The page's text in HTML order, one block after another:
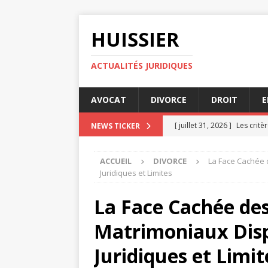
HUISSIER
ACTUALITÉS JURIDIQUES
AVOCAT DIVORCE DROIT
NEWS TICKER [ juillet 31, 2026 ] Les
[ juillet 27, 2026 ] Les
IMMOBILIER
[ juillet 19, 2026 ]
[ août 4, 2026 ]
Comment
ACCUEIL DIVORCE
La Face
Juridiques et Limites
La Face Cachée
Matrimoniaux
Juridiques et